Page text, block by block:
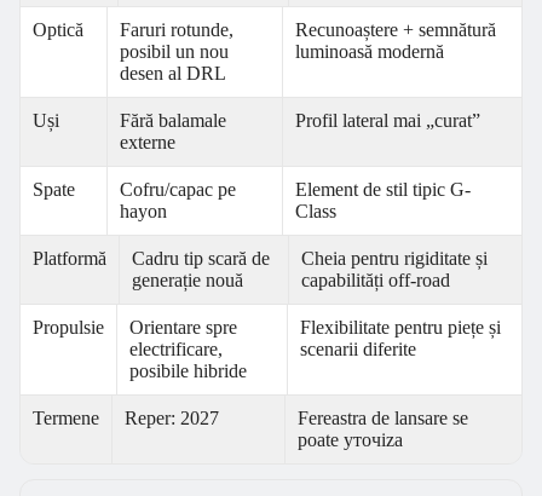
Optică
Faruri rotunde,
posibil un nou
desen al DRL
Recunoaștere + semnătură
luminoasă modernă
Uși
Fără balamale
externe
Profil lateral mai „curat”
Spate
Cofru/capac pe
hayon
Element de stil tipic G-
Class
Platformă
Cadru tip scară de
generație nouă
Cheia pentru rigiditate și
capabilități off-road
Propulsie
Orientare spre
electrificare,
posibile hibride
Flexibilitate pentru piețe și
scenarii diferite
Termene Reper: 2027
Fereastra de lansare se
poate уточiza